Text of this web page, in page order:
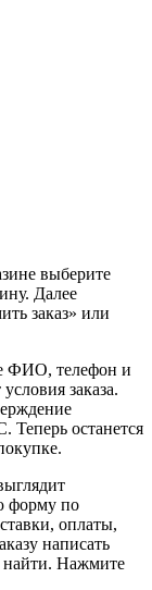
выберите
Далее
заказ» или
ФИО, телефон и
заказа.
Теперь останется
форму по
оплаты,
написать
найти. Нажмите